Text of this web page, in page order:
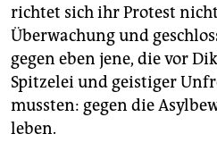
veranstaltungen
shop
fragen & hilfe
unterstützen
richtet sich ihr Protest
Überwachung und
gegen eben jene, die vor
Spitzelei und geistiger
mussten: gegen die
leben.